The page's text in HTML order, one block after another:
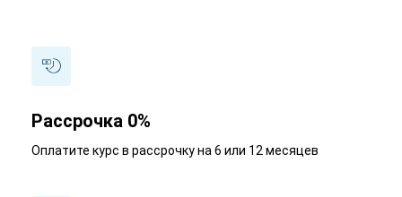
Рассрочка 0%
Оплатите курс в рассрочку на 6 или 12 месяцев